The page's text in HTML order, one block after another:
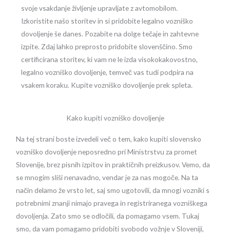
svoje vsakdanje življenje upravljate z avtomobilom.
Izkoristite našo storitev in si pridobite legalno vozniško
dovoljenje še danes. Pozabite na dolge tečaje in zahtevne
izpite. Zdaj lahko preprosto pridobite slovenščino. Smo
certificirana storitev, ki vam ne le izda visokokakovostno,
legalno vozniško dovoljenje, temveč vas tudi podpira na
vsakem koraku. Kupite vozniško dovoljenje prek spleta.
Kako kupiti vozniško dovoljenje
Na tej strani boste izvedeli več o tem, kako kupiti slovensko
vozniško dovoljenje neposredno pri Ministrstvu za promet
Slovenije, brez pisnih izpitov in praktičnih preizkusov. Vemo, da
se mnogim sliši nenavadno, vendar je za nas mogoče. Na ta
način delamo že vrsto let, saj smo ugotovili, da mnogi vozniki s
potrebnimi znanji nimajo pravega in registriranega vozniškega
dovoljenja. Zato smo se odločili, da pomagamo vsem. Tukaj
smo, da vam pomagamo pridobiti svobodo vožnje v Sloveniji,